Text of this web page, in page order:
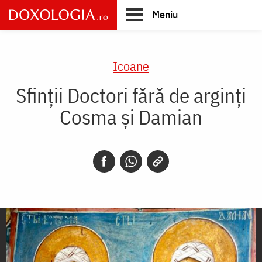
Skip
to
main
Meniu
Icoane
Sfinții Doctori fără de arginți
Cosma și Damian